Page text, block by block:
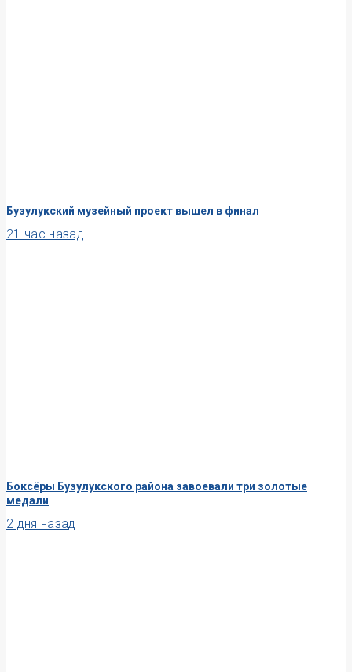
Бузулукский музейный проект вышел в финал
21 час назад
Боксёры Бузулукского района завоевали три золотые
медали
2 дня назад